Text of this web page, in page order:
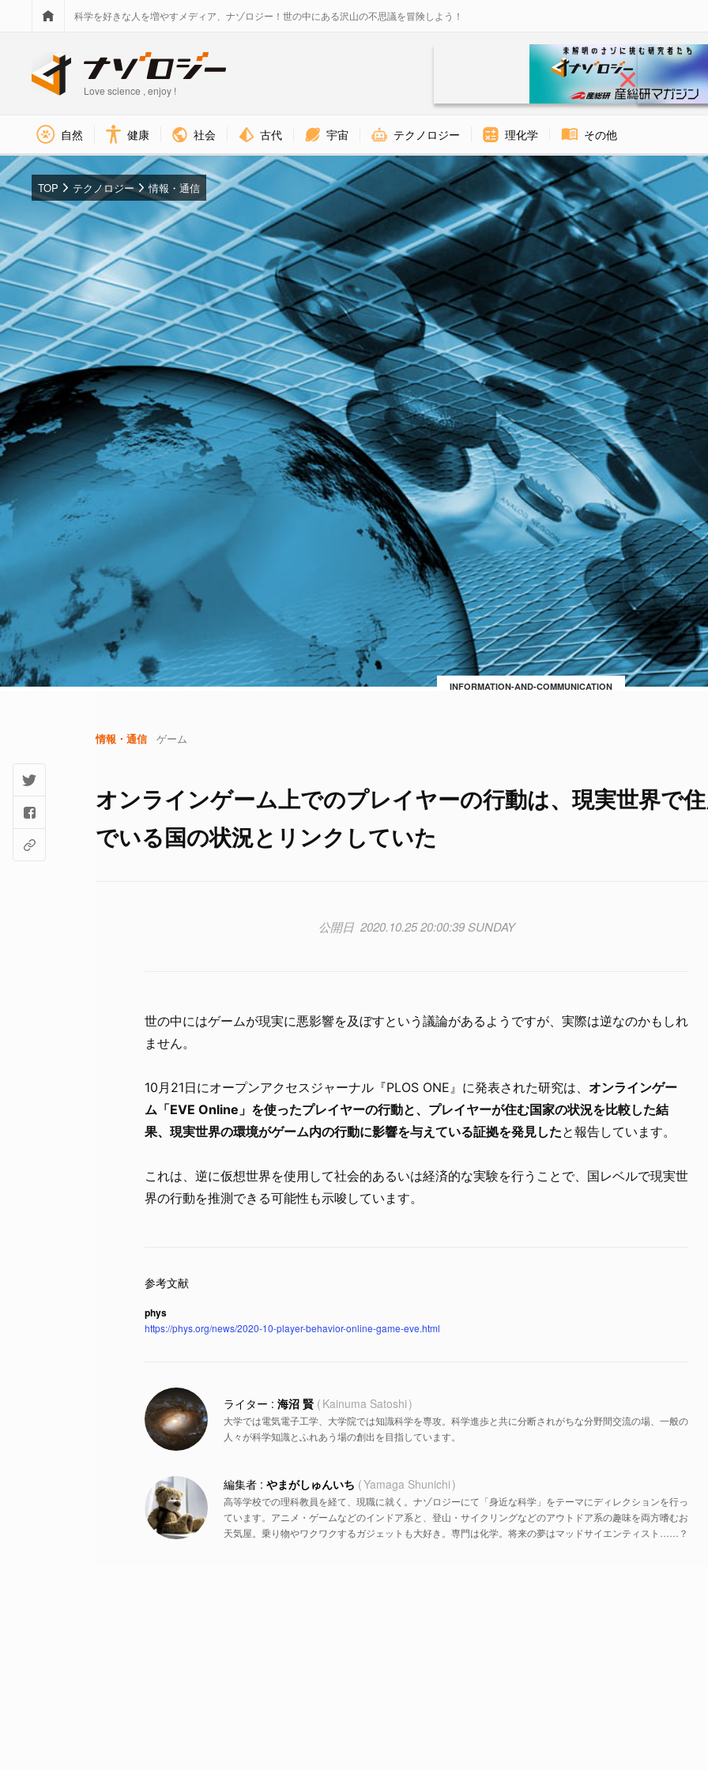
科学を好きな人を増やすメディア、ナゾロジー！世の中にある沢山の不思議を冒険しよう！
Love science , enjoy !
自然 健康 社会 古代 宇宙 テクノロジー 理化学 その他
INFORMATION-AND-COMMUNICATION
TOP テクノロジー 情報・通信
情報・通信 ゲーム
オンラインゲーム上でのプレイヤーの行動は、現実世界で
でいる国の状況とリンクしていた
2020.10.25 20:00:39 SUNDAY
世の中にはゲームが現実に悪影響を及ぼすという議論があるようですが、実際は逆なのかもしれ
ません。
10月21日にオープンアクセスジャーナル『PLOS ONE』に発表された研究は、 オンラインゲー
ム「EVE Online」を使ったプレイヤーの行動と、プレイヤーが住む国家の状況を比較した結
果、現実世界の環境がゲーム内の行動に影響を与えている証拠を発見したと報告しています。
これは、逆に仮想世界を使用して社会的あるいは経済的な実験を行うことで、国レベルで現実世
界の行動を推測できる可能性も示唆しています。
phys
https://phys.org/news/2020-10-player-behavior-online-game-eve.html
海沼 賢 Kainuma Satoshi
大学では電気電子工学、大学院では知識科学を専攻。科学進歩と共に分断されがちな分野間交流の場、一般の
人々が科学知識とふれあう場の創出を目指しています。
やまがしゅんいち Yamaga Shunichi
高等学校での理科教員を経て、現職に就く。ナゾロジーにて「身近な科学」をテーマにディレクションを行っ
ています。アニメ・ゲームなどのインドア系と、登山・サイクリングなどのアウトドア系の趣味を両方嗜むお
天気屋。乗り物やワクワクするガジェットも大好き。専門は化学。将来の夢はマッドサイエンティスト……？